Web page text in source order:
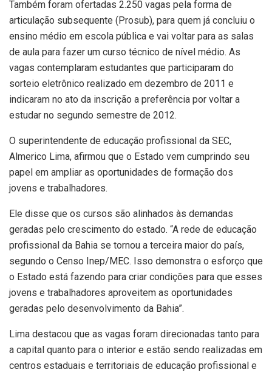
Também foram ofertadas 2.250 vagas pela forma de
articulação subsequente (Prosub), para quem já concluiu o
ensino médio em escola pública e vai voltar para as salas
de aula para fazer um curso técnico de nível médio. As
vagas contemplaram estudantes que participaram do
sorteio eletrônico realizado em dezembro de 2011 e
indicaram no ato da inscrição a preferência por voltar a
estudar no segundo semestre de 2012.
O superintendente de educação profissional da SEC,
Almerico Lima, afirmou que o Estado vem cumprindo seu
papel em ampliar as oportunidades de formação dos
jovens e trabalhadores.
Ele disse que os cursos são alinhados às demandas
geradas pelo crescimento do estado. “A rede de educação
profissional da Bahia se tornou a terceira maior do país,
segundo o Censo Inep/MEC. Isso demonstra o esforço que
o Estado está fazendo para criar condições para que esses
jovens e trabalhadores aproveitem as oportunidades
geradas pelo desenvolvimento da Bahia”.
Lima destacou que as vagas foram direcionadas tanto para
a capital quanto para o interior e estão sendo realizadas em
centros estaduais e territoriais de educação profissional e